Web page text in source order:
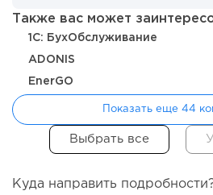
От стартапа за 30 тысяч рублей
миллиарды:...
Также вас может
1C: БухОбслуживание
ADONIS
EnerGO
Показать еще 44
Куда направить